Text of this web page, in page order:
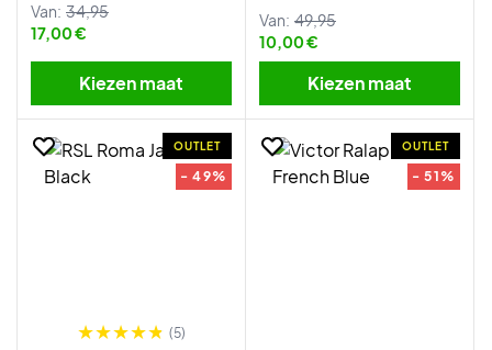
Van: 34,95
17,00 €
Kiezen maat
Van: 49,95
10,00 €
Kiezen maat
OUTLET
- 49%
(5)
OUTLET
- 51%